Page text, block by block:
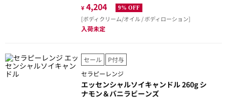
¥ 4,204 9% OFF
[ボディクリーム/オイル / ボディローション]
入荷未定
セール
P付与
セラピーレンジ
エッセンシャルソイキャンドル 260g シ
ナモン＆バニラビーンズ